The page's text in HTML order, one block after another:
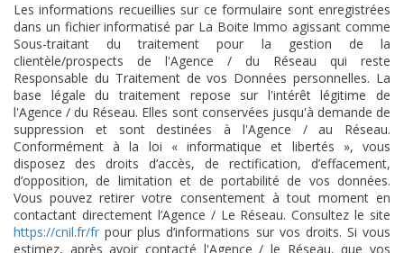
Les informations recueillies sur ce formulaire sont enregistrées
dans un fichier informatisé par La Boite Immo agissant comme
Sous-traitant du traitement pour la gestion de la
clientèle/prospects de l'Agence / du Réseau qui reste
Responsable du Traitement de vos Données personnelles. La
base légale du traitement repose sur l'intérêt légitime de
l'Agence / du Réseau. Elles sont conservées jusqu'à demande de
suppression et sont destinées à l'Agence / au Réseau.
Conformément à la loi « informatique et libertés », vous
disposez des droits d’accès, de rectification, d’effacement,
d’opposition, de limitation et de portabilité de vos données.
Vous pouvez retirer votre consentement à tout moment en
contactant directement l’Agence / Le Réseau. Consultez le site
https://cnil.fr/fr pour plus d’informations sur vos droits. Si vous
estimez, après avoir contacté l'Agence / le Réseau, que vos